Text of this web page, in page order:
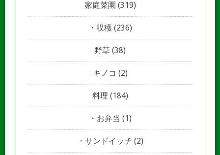
家庭菜園 (319)
収穫 (236)
野草 (38)
キノコ (2)
料理 (184)
お弁当 (1)
サンドイッチ (2)